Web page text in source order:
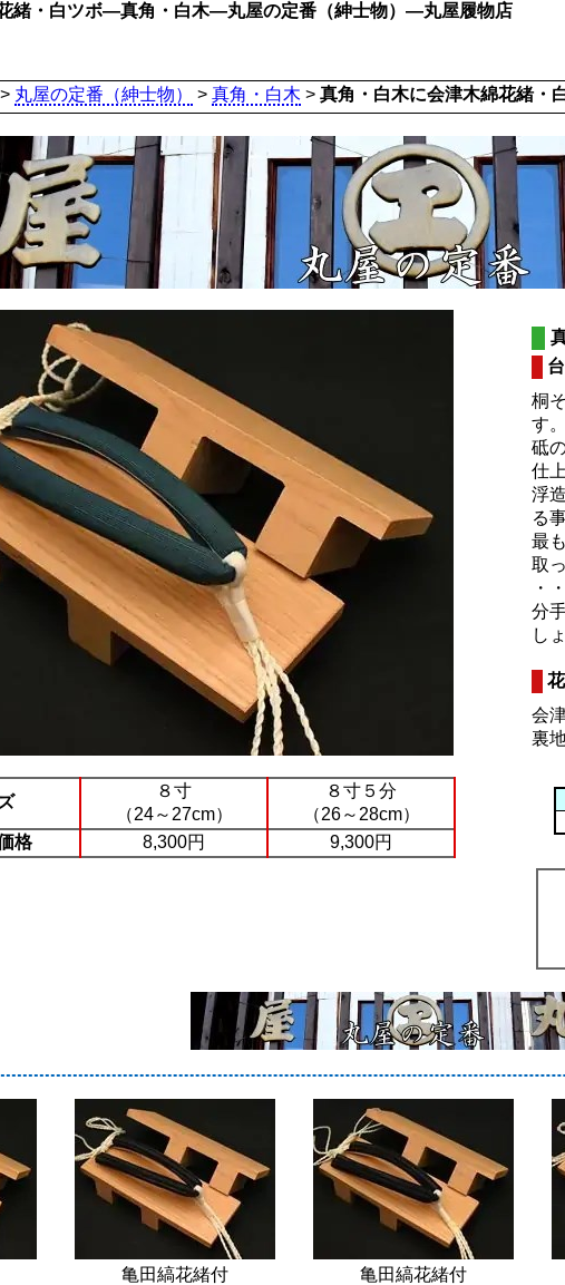
緒・白ツボ―真角・白木―丸屋の定番（紳士物）―丸屋履物店
> 丸屋の定番（紳士物） > 真角・白木 > 真角・白木に会津木綿花緒・
８寸
（24～27cm）
８寸５分
（26～28cm）
格
8,300円 9,300円
桐
す
砥
仕
浮
る
最
取
・
分
し
会
裏
亀田縞花緒付
亀田縞花緒付